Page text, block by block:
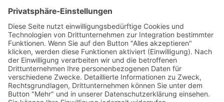
Jahrescharts
Top 100
Hot 50
Top Neueinsteiger